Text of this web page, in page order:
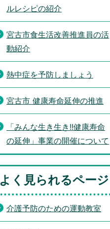
ルレシピの紹介
宮古市食生活改善推進員の活
動紹介
熱中症を予防しましょう
宮古市 健康寿命延伸の推進
「みんな生き生き!!健康寿命
の延伸」事業の開催について
よく見られるページ
介護予防のための運動教室